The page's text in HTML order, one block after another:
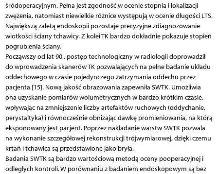
śródoperacyjnym. Pełna jest zgodność w ocenie stopnia i lokalizacji
zwężenia, natomiast niewielkie różnice występują w ocenie długości LTS.
Największą zaletą endoskopii pozostaje precyzyjne zdiagnozowanie
wiotkości ściany tchawicy. Z kolei TK bardzo dokładnie pokazuje stopień
pogrubienia ściany.
Począwszy od lat 90., postęp technologiczny w radiologii doprowadził
do wprowadzenia skanerów TK pozwalających na pełne badanie układu
oddechowego w czasie pojedynczego zatrzymania oddechu przez
pacjenta [15]. Nową jakość obrazowania zapewniła SWTK. Umożliwia
ona uzyskanie pomiarów wolumetrycznych w bardzo krótkim czasie,
wpływając na zmniejszenie liczby artefaktów ruchowych (oddychanie,
perystaltyka) i równocześnie obniżając dawkę promieniowania, na którą
eksponowany jest pacjent. Poprzez nakładanie warstw SWTK pozwala
na wykonanie szczegółowej rekonstrukcji trójwymiarowej, dzięki czemu
krtań i tchawica są przedstawione jako bryła.
Badania SWTK są bardzo wartościową metodą oceny pooperacyjnej i
odległych kontroli. W porównaniu z badaniem endoskopowym są bez